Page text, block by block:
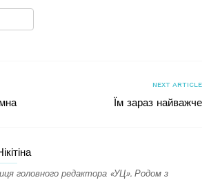
NEXT ARTICLE
Їм зараз найважче
головного редактора «УЦ». Родом з